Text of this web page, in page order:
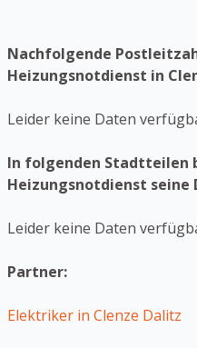
Nachfolgende
Heizungsnotdienst in
Leider keine Daten
In folgenden Stadtteilen
Heizungsnotdienst seine
Leider keine Daten
Partner:
Elektriker in Clenze Dalitz